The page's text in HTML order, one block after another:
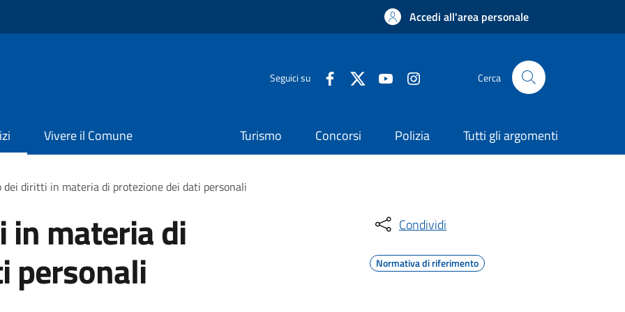
Accedi all'area personale
Seguici su Cerca
Vivere il Comune Turismo Concorsi Polizia Tutti gli argomenti
dei diritti in materia di protezione dei dati personali
in materia di
personali
Condividi
Normativa di riferimento